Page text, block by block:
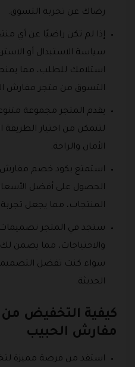
رضاك عن تجربة التسوق.
إذا لم تكن راضيًا عن أي
سياسة الاستبدال أو
استلامك للطلب، مما
التسوق من متجر مفارش
يقدم المتجر مجموعة
لتتمكن من اختيار
الأمان والراحة.
الحصول على أفضل
المنتجات، مما يجعل تجربة
ستجد في المتجر تصميمات
والاحتياجات، مما يضمن
سواء كنت تفضل
الحديثة.
كيفية التخفيض
مفارش الحبيب
استفد من فرصة مميزة